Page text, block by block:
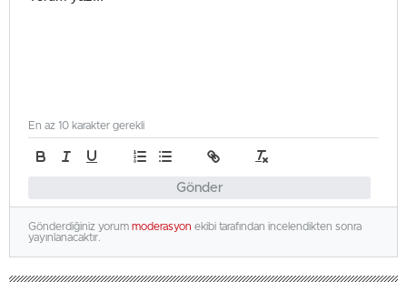
Gönder
En az 10 karakter gerekli
Gönderdiğiniz yorum moderasyon ekibi tarafından incelendikten sonra
yayınlanacaktır.